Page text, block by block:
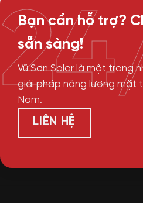
Bạn cần hỗ trợ?
sẵn sàng!
Vũ Sơn Solar là một trong
giải pháp năng lượng mặt
Nam.
LIÊN HỆ